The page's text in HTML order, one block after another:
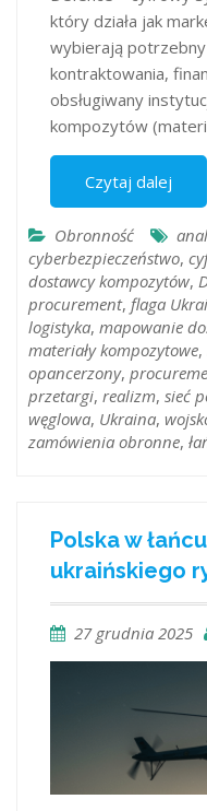
który działa jak
wybierają
kontraktowania,
obsługiwany
kompozytów
Czytaj dalej
Obronność
cyberbezpieczeństwo,
dostawcy kompozytów,
procurement, flaga
logistyka, mapowanie
materiały kompozytowe,
opancerzony,
przetargi, realizm, sieć
węglowa, Ukraina,
zamówienia obronne,
Polska w
ukraińskiego
27 grudnia 2025